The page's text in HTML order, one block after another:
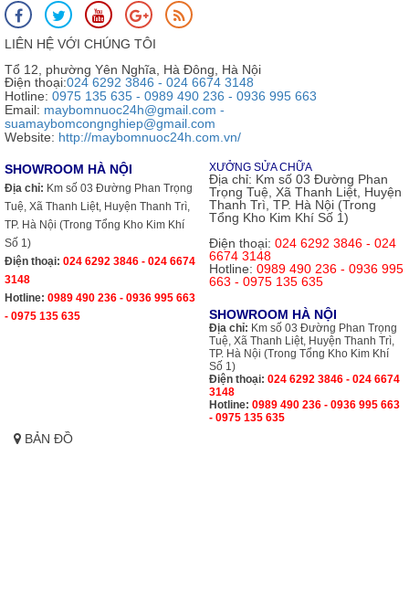
LIÊN HỆ VỚI CHÚNG TÔI
Tổ 12, phường Yên Nghĩa, Hà Đông, Hà Nội
Điện thoại:024 6292 3846 - 024 6674 3148
Hotline: 0975 135 635 - 0989 490 236 - 0936 995 663
Email: maybomnuoc24h@gmail.com -
suamaybomcongnghiep@gmail.com
Website: http://maybomnuoc24h.com.vn/
SHOWROOM HÀ NỘI
Địa chỉ: Km số 03 Đường Phan Trọng
Tuệ, Xã Thanh Liệt, Huyện Thanh Trì,
TP. Hà Nội (Trong Tổng Kho Kim Khí
Số 1)
Điện thoại: 024 6292 3846 - 024 6674
3148
Hotline: 0989 490 236 - 0936 995 663
- 0975 135 635
XƯỞNG SỬA CHỮA
Địa chỉ: Km số 03 Đường Phan
Trọng Tuệ, Xã Thanh Liệt, Huyện
Thanh Trì, TP. Hà Nội (Trong
Tổng Kho Kim Khí Số 1)
Điện thoại: 024 6292 3846 - 024
6674 3148
Hotline: 0989 490 236 - 0936 995
663 - 0975 135 635
SHOWROOM HÀ NỘI
Địa chỉ: Km số 03 Đường Phan Trọng
Tuệ, Xã Thanh Liệt, Huyện Thanh Trì,
TP. Hà Nội (Trong Tổng Kho Kim Khí
Số 1)
Điện thoại: 024 6292 3846 - 024 6674
3148
Hotline: 0989 490 236 - 0936 995 663
- 0975 135 635
BẢN ĐỒ